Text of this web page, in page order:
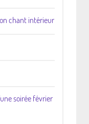
chant intérieur
soirée février